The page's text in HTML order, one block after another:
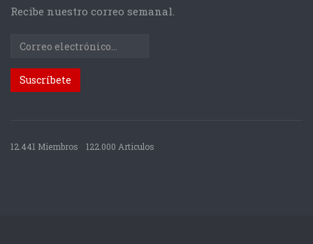
Recibe nuestro correo semanal.
12.441 Miembros 122.000 Articulos